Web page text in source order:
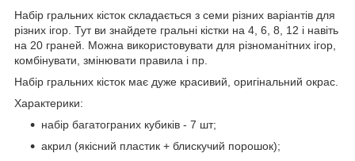
Набір гральних кісток складається з семи різних варіантів для
різних ігор. Тут ви знайдете гральні кістки на 4, 6, 8, 12 і навіть
на 20 граней. Можна використовувати для різноманітних ігор,
комбінувати, змінювати правила і пр.
Набір гральних кісток має дуже красивий, оригінальний окрас.
Характерики:
набір багатограних кубиків - 7 шт;
акрил (якісний пластик + блискучий порошок);